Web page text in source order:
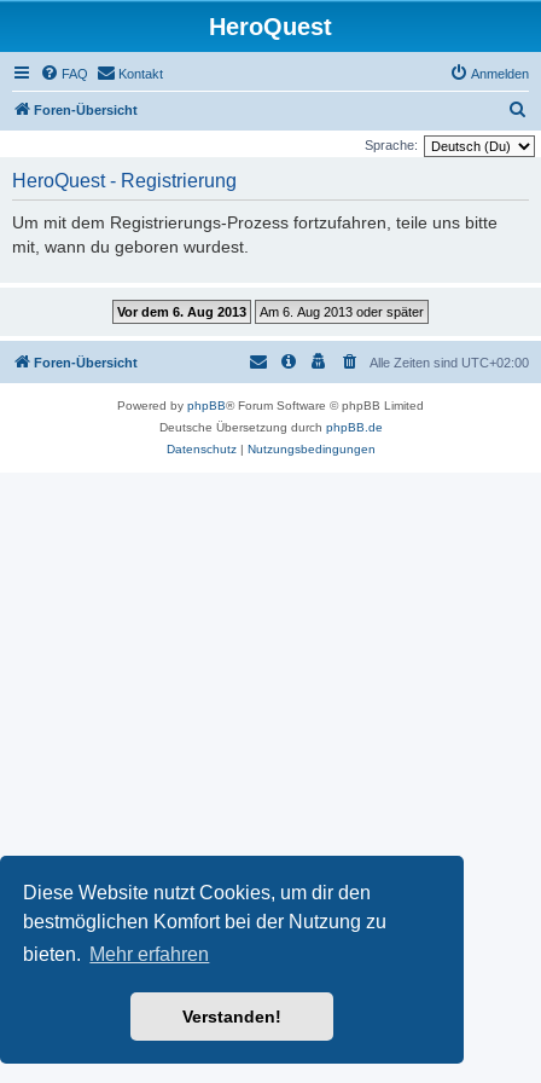
Diese Website nutzt Cookies, um dir den
bestmöglichen Komfort bei der Nutzung zu
bieten. Mehr erfahren
Verstanden!
HeroQuest
FAQ Kontakt Anmelden
Foren-Übersicht
u
Sprache:
HeroQuest - Registrierung
Um mit dem Registrierungs-Prozess fortzufahren, teile uns bitte
mit, wann du geboren wurdest.
Foren-Übersicht Alle Zeiten sind UTC+02:00
Powered by phpBB® Forum Software © phpBB Limited
Deutsche Übersetzung durch phpBB.de
Datenschutz| Nutzungsbedingungen